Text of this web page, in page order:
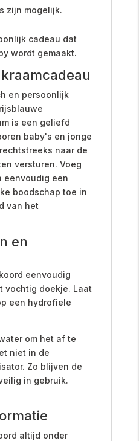
zijn mogelijk.
cadeau dat
wordt gemaakt.
en persoonlijk
is een geliefd
baby's en jonge
naar de
versturen. Voeg
eenvoudig een
boodschap toe in
van het
en
eenvoudig
vochtig doekje. Laat
een hydrofiele
om het af te
niet in de
Zo blijven de
in gebruik.
altijd onder